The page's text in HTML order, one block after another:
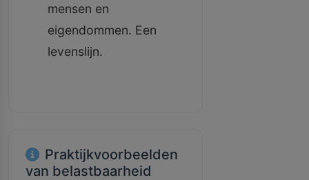
mensen en
eigendommen. Een
levenslijn.
Praktijkvoorbeelden
van belastbaarheid